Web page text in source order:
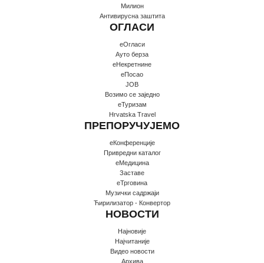
Милион
Антивирусна заштита
ОГЛАСИ
еОгласи
Ауто берза
еНекретнине
еПосао
JOB
Возимо се заједно
еТуризам
Hrvatska Travel
ПРЕПОРУЧУЈЕМО
еКонференције
Привредни каталог
еМедицина
Заставе
еТрговина
Музички садржаји
Ћирилизатор - Конвертор
НОВОСТИ
Најновије
Најчитаније
Видео новости
Архива